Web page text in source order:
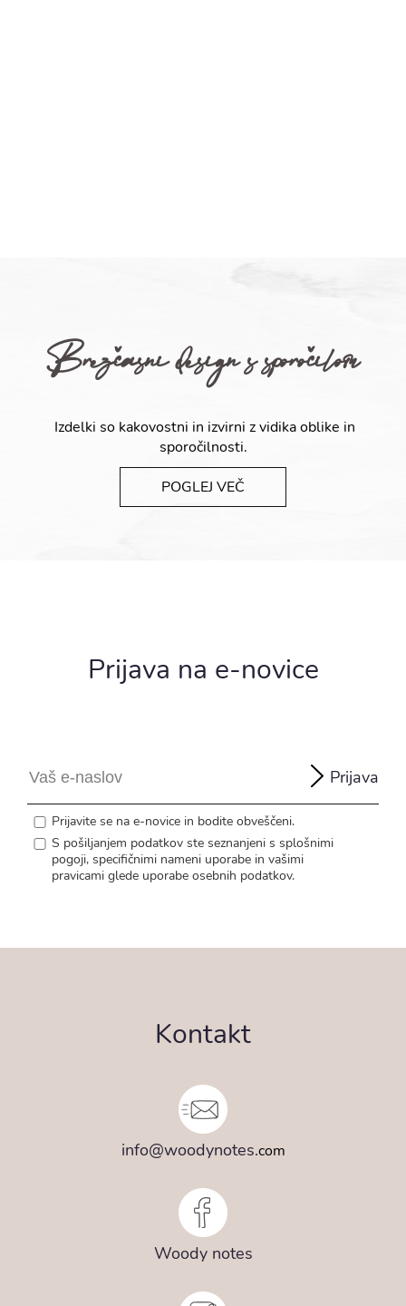
Brezčasni design s sporočilom
Izdelki so kakovostni in izvirni z vidika oblike in
sporočilnosti.
POGLEJ VEČ
Prijava na e-novice
Prijava
Prijavite se na e-novice in bodite obveščeni.
S pošiljanjem podatkov ste seznanjeni s splošnimi
pogoji, specifičnimi nameni uporabe in vašimi
pravicami glede uporabe osebnih podatkov.
Kontakt
info@woodynotes.com
Woody notes